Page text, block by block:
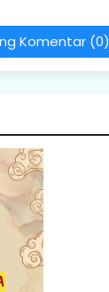
Komentar (0)